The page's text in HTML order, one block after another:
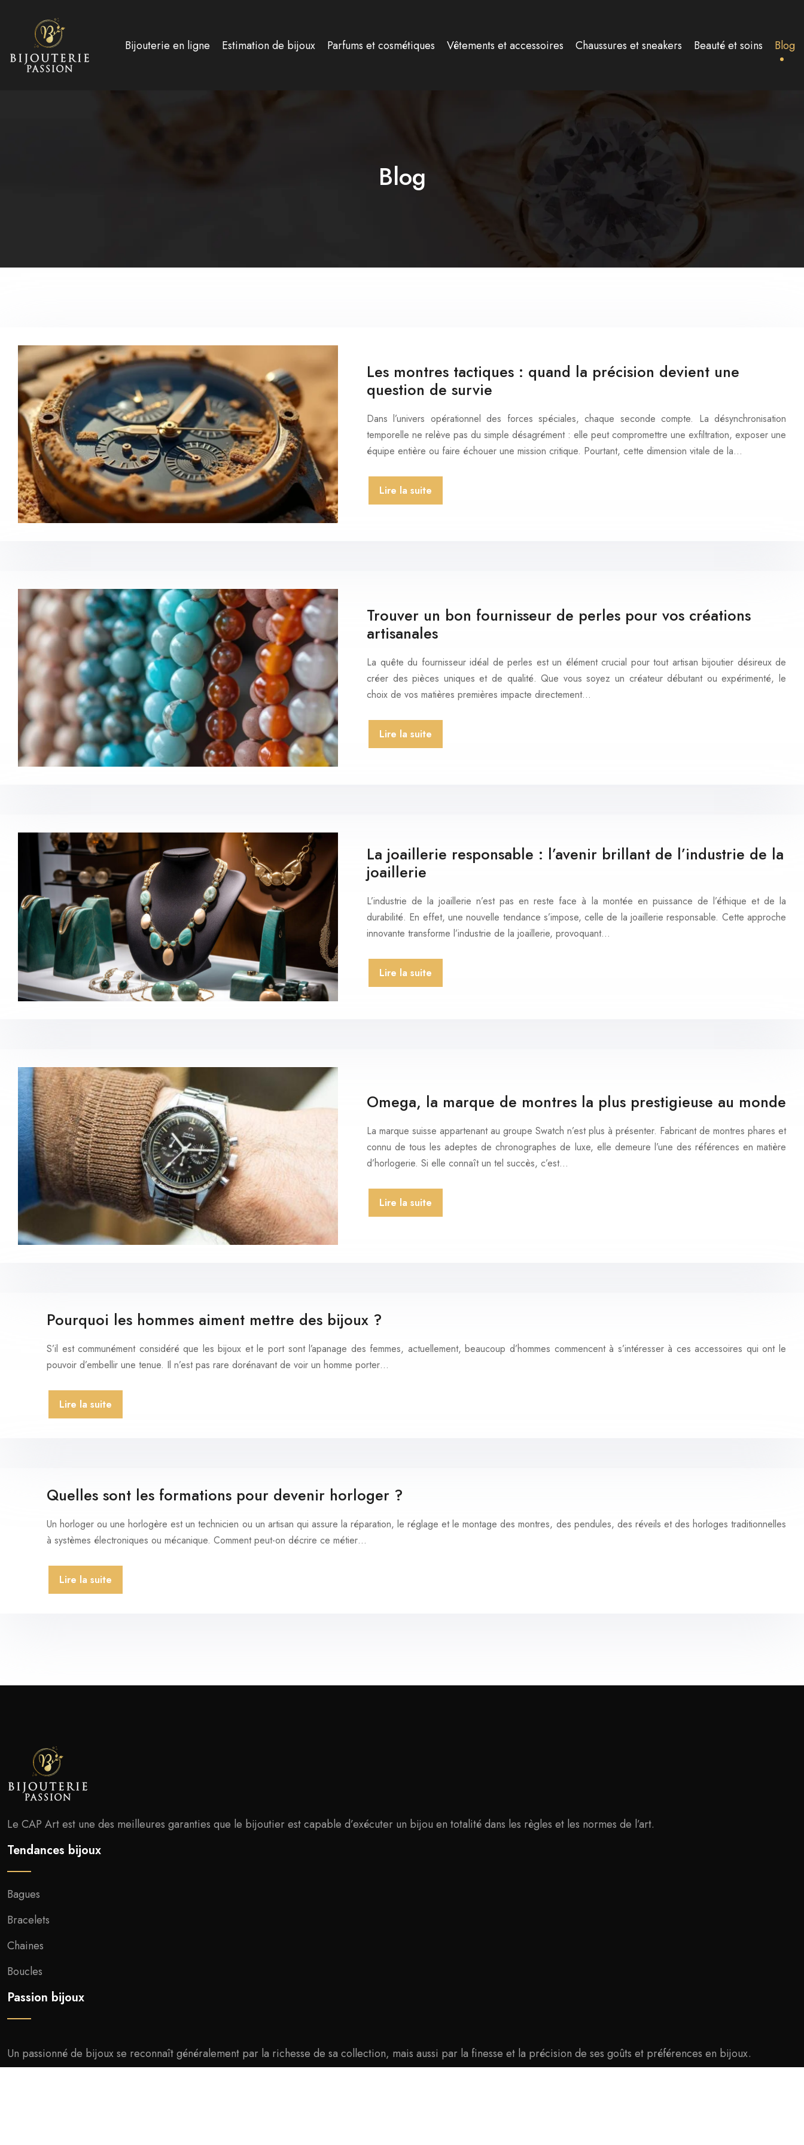
Bijouterie en ligne Estimation de bijoux Parfums et cosmétiques Vêtements et accessoires Chaussures et sneakers Beauté et soins Blog
Blog
Les montres tactiques : quand la précision devient une
question de survie
Dans l’univers opérationnel des forces spéciales, chaque seconde compte. La désynchronisation
temporelle ne relève pas du simple désagrément : elle peut compromettre une exfiltration, exposer une
équipe entière ou faire échouer une mission critique. Pourtant, cette dimension vitale de la…
Lire la suite
Trouver un bon fournisseur de perles pour vos créations
artisanales
La quête du fournisseur idéal de perles est un élément crucial pour tout artisan bijoutier désireux de
créer des pièces uniques et de qualité. Que vous soyez un créateur débutant ou expérimenté, le
choix de vos matières premières impacte directement…
Lire la suite
La joaillerie responsable : l’avenir brillant de l’industrie de la
joaillerie
L’industrie de la joaillerie n’est pas en reste face à la montée en puissance de l’éthique et de la
durabilité. En effet, une nouvelle tendance s’impose, celle de la joaillerie responsable. Cette approche
innovante transforme l’industrie de la joaillerie, provoquant…
Lire la suite
Omega, la marque de montres la plus prestigieuse au monde
La marque suisse appartenant au groupe Swatch n’est plus à présenter. Fabricant de montres phares et
connu de tous les adeptes de chronographes de luxe, elle demeure l’une des références en matière
d’horlogerie. Si elle connaît un tel succès, c’est…
Lire la suite
Pourquoi les hommes aiment mettre des bijoux ?
S’il est communément considéré que les bijoux et le port sont l’apanage des femmes, actuellement, beaucoup d’hommes commencent à s’intéresser à ces accessoires qui ont le
pouvoir d’embellir une tenue. Il n’est pas rare dorénavant de voir un homme porter…
Lire la suite
Quelles sont les formations pour devenir horloger ?
Un horloger ou une horlogère est un technicien ou un artisan qui assure la réparation, le réglage et le montage des montres, des pendules, des réveils et des horloges traditionnelles
à systèmes électroniques ou mécanique. Comment peut-on décrire ce métier…
Lire la suite
Le CAP Art est une des meilleures garanties que le bijoutier est capable d’exécuter un bijou en totalité dans les règles et les normes de l’art.
Tendances bijoux
Bagues
Bracelets
Chaines
Boucles
Passion bijoux
Un passionné de bijoux se reconnaît généralement par la richesse de sa collection, mais aussi par la finesse et la précision de ses goûts et préférences en bijoux.